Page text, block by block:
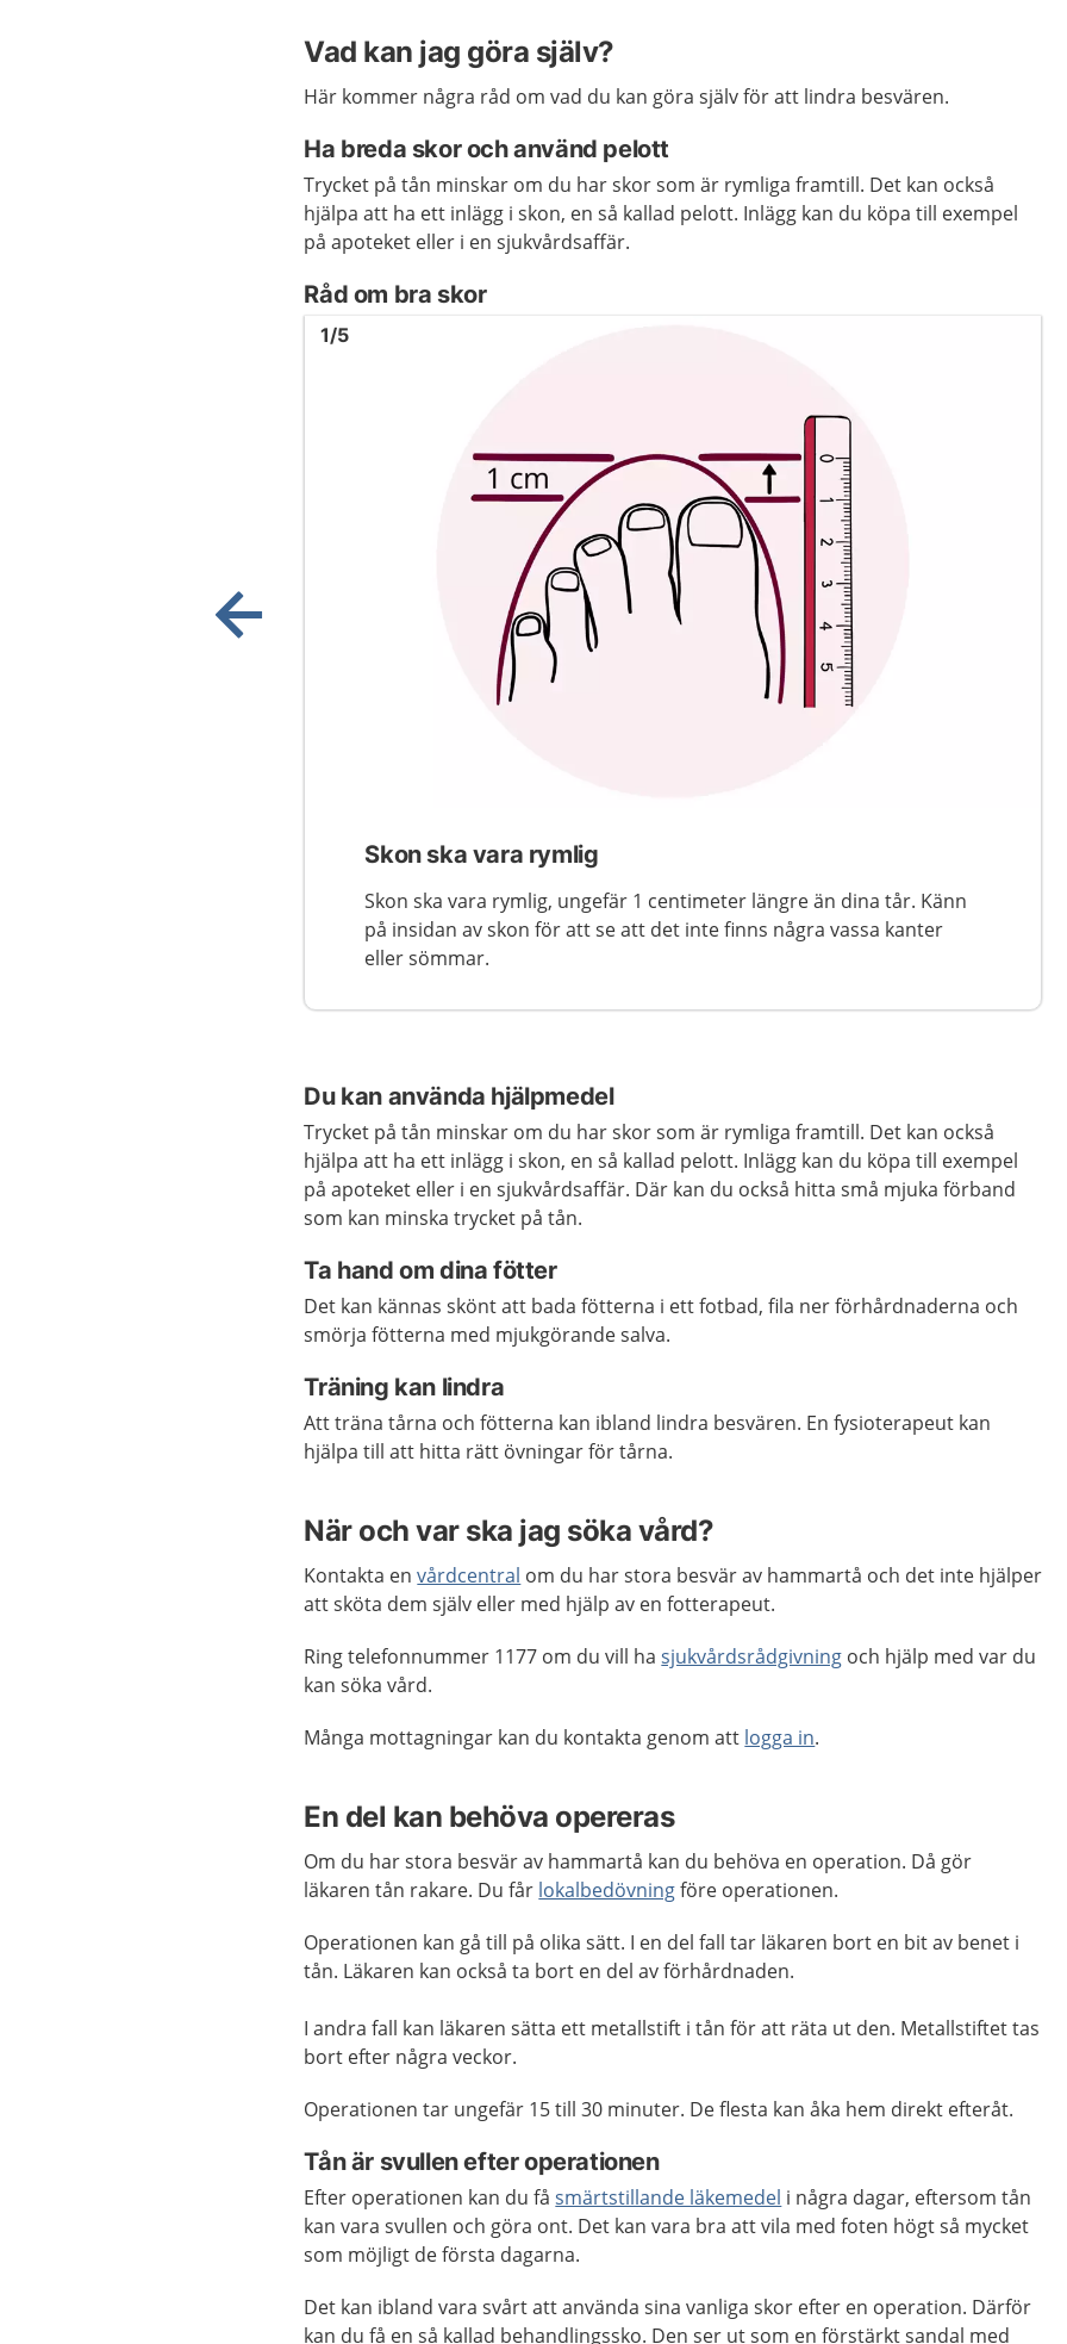
Vad kan jag göra själv?
Här kommer några råd om vad du kan göra själv för att lindra besvären.
Ha breda skor och använd pelott
Trycket på tån minskar om du har skor som är rymliga framtill. Det kan också
hjälpa att ha ett inlägg i skon, en så kallad pelott. Inlägg kan du köpa till exempel
på apoteket eller i en sjukvårdsaffär.
Råd om bra skor
Bild1
1/5
Skon ska vara rymlig
Skon ska vara rymlig, ungefär 1 centimeter längre än dina tår. Känn
på insidan av skon för att se att det inte finns några vassa kanter
eller sömmar.
Du kan använda hjälpmedel
Trycket på tån minskar om du har skor som är rymliga framtill. Det kan också
hjälpa att ha ett inlägg i skon, en så kallad pelott. Inlägg kan du köpa till exempel
på apoteket eller i en sjukvårdsaffär. Där kan du också hitta små mjuka förband
som kan minska trycket på tån.
Ta hand om dina fötter
Det kan kännas skönt att bada fötterna i ett fotbad, fila ner förhårdnaderna och
smörja fötterna med mjukgörande salva.
Träning kan lindra
Att träna tårna och fötterna kan ibland lindra besvären. En fysioterapeut kan
hjälpa till att hitta rätt övningar för tårna.
När och var ska jag söka vård?
Kontakta envårdcentral om du har stora besvär av hammartå och det inte hjälper
att sköta dem själv eller med hjälp av en fotterapeut.
Ring telefonnummer 1177 om du vill hasjukvårdsrådgivning och hjälp med var du
kan söka vård.
Många mottagningar kan du kontakta genom att logga in.
En del kan behöva opereras
Om du har stora besvär av hammartå kan du behöva en operation. Då gör
läkaren tån rakare. Du får lokalbedövningföre operationen.
Operationen kan gå till på olika sätt. I en del fall tar läkaren bort en bit av benet i
tån. Läkaren kan också ta bort en del av förhårdnaden.
I andra fall kan läkaren sätta ett metallstift i tån för att räta ut den. Metallstiftet tas
bort efter några veckor.
Operationen tar ungefär 15 till 30 minuter. De flesta kan åka hem direkt efteråt.
Tån är svullen efter operationen
Efter operationen kan du fåsmärtstillande läkemedel i några dagar, eftersom tån
kan vara svullen och göra ont. Det kan vara bra att vila med foten högt så mycket
som möjligt de första dagarna.
Det kan ibland vara svårt att använda sina vanliga skor efter en operation. Därför
kan du få en så kallad behandlingssko. Den ser ut som en förstärkt sandal med